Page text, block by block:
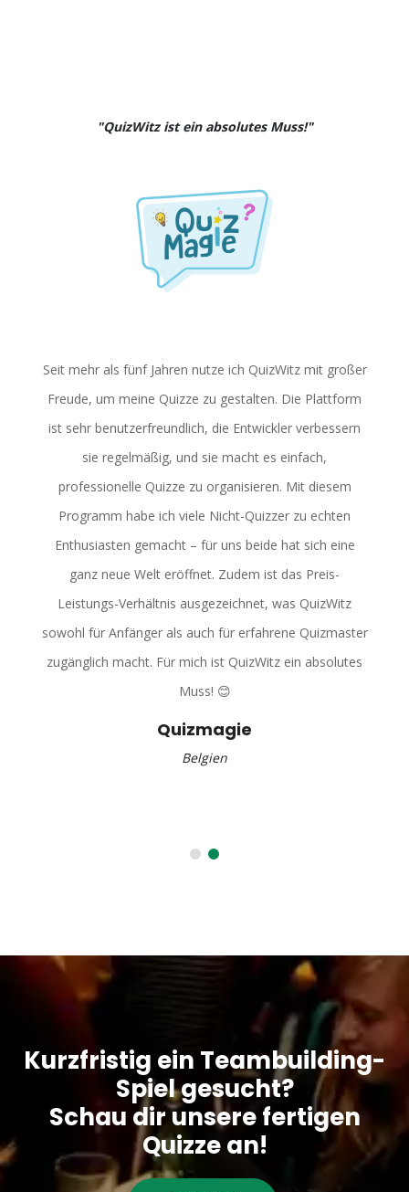
"QuizWitz ist ein absolutes Muss!"
Seit mehr als fünf Jahren nutze ich QuizWitz mit großer
Freude, um meine Quizze zu gestalten. Die Plattform
ist sehr benutzerfreundlich, die Entwickler verbessern
sie regelmäßig, und sie macht es einfach,
professionelle Quizze zu organisieren. Mit diesem
Programm habe ich viele Nicht-Quizzer zu echten
Enthusiasten gemacht – für uns beide hat sich eine
ganz neue Welt eröffnet. Zudem ist das Preis-
Leistungs-Verhältnis ausgezeichnet, was QuizWitz
sowohl für Anfänger als auch für erfahrene Quizmaster
zugänglich macht. Für mich ist QuizWitz ein absolutes
Muss! 😊
Quizmagie
Belgien
Kurzfristig ein Teambuilding-
Spiel gesucht?
Schau dir unsere fertigen
Quizze an!